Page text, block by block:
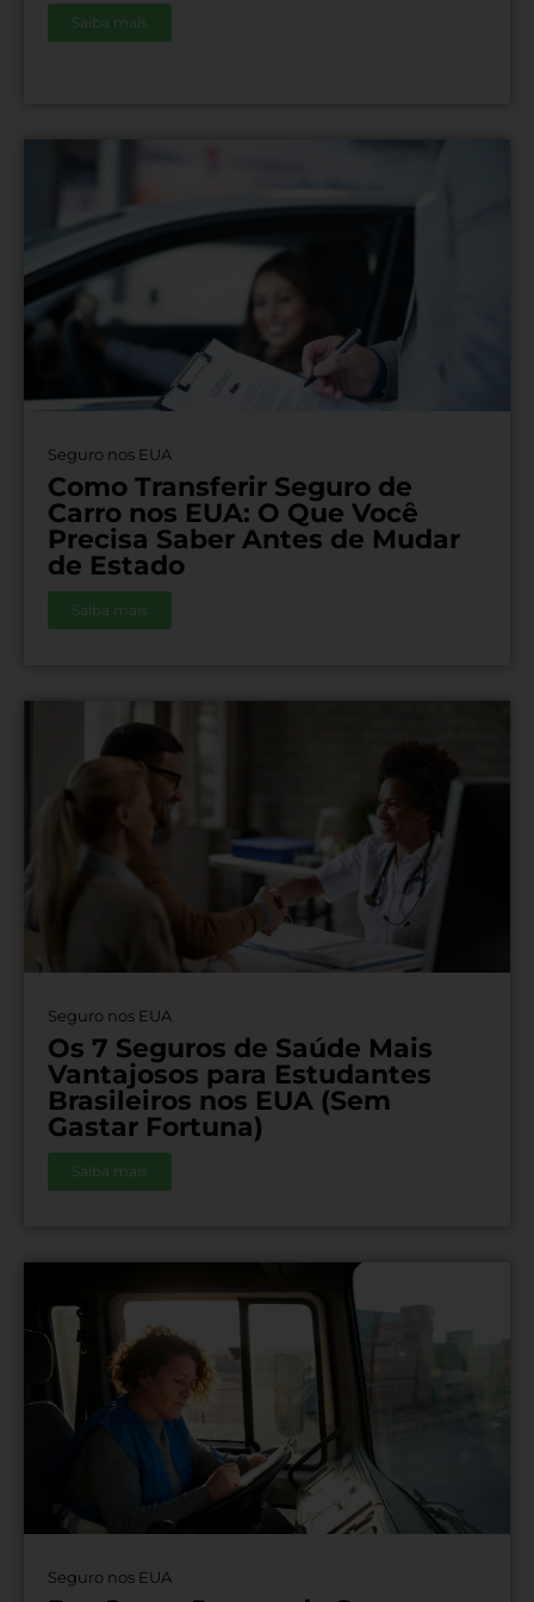
Saiba mais
Seguro nos EUA
Como Transferir Seguro de
Carro nos EUA: O Que Você
Precisa Saber Antes de Mudar
de Estado
Saiba mais
Seguro nos EUA
Os 7 Seguros de Saúde Mais
Vantajosos para Estudantes
Brasileiros nos EUA (Sem
Gastar Fortuna)
Saiba mais
Seguro nos EUA